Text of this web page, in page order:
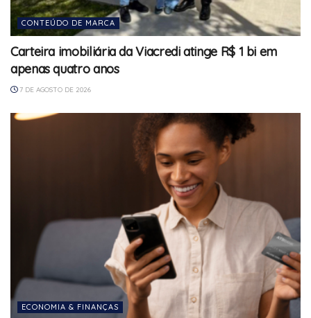
CONTEÚDO DE MARCA
Carteira imobiliária da Viacredi atinge R$ 1 bi em
apenas quatro anos
7 DE AGOSTO DE 2026
ECONOMIA & FINANÇAS